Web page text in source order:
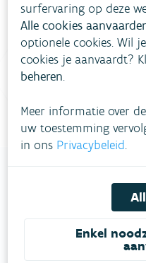
Bekijk het overzicht
Niet gevonden wat je
contactformulier in.
surfervaring op deze
Alle cookies
optionele cookies. Wil
cookies je aanvaardt?
beheren.
Meer informatie over
uw toestemming
in ons Privacybeleid.
Enkel